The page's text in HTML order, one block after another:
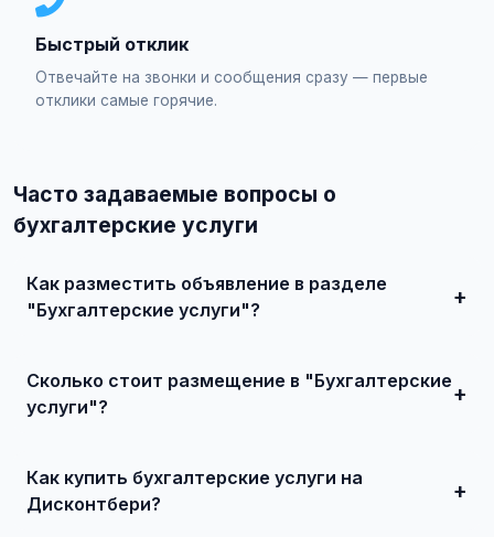
Быстрый отклик
Отвечайте на звонки и сообщения сразу — первые
отклики самые горячие.
Часто задаваемые вопросы о
бухгалтерские услуги
Как разместить объявление в разделе
"Бухгалтерские услуги"?
Бухгалтерские услуги", заполните форму и опубликуйте.
Первые объявления — бесплатно!
Сколько стоит размещение в "Бухгалтерские
услуги"?
доступно платное продвижение всего от 500 ₽ в месяц.
Как купить бухгалтерские услуги на
Дисконтбери?